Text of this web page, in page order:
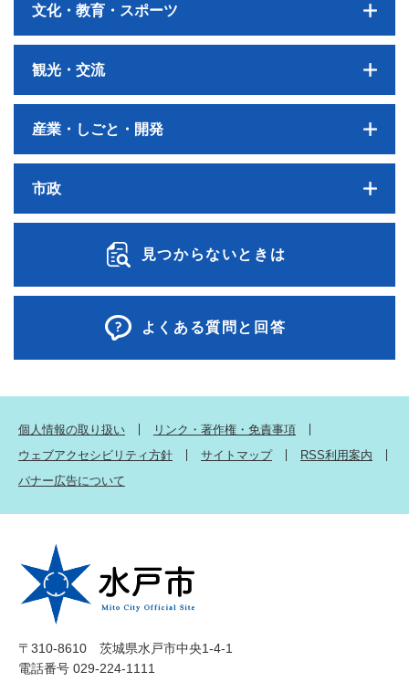
文化・教育・スポーツ
観光・交流
産業・しごと・開発
市政
見つからないときは
よくある質問と回答
個人情報の取り扱い
リンク・著作権・免責事項
ウェブアクセシビリティ方針
サイトマップ
RSS利用案内
バナー広告について
〒310-8610 茨城県水戸市中央1-4-1
電話番号 029-224-1111